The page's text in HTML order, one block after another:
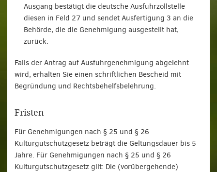
Ausgang bestätigt die deutsche Ausfuhrzollstelle
diesen in Feld 27 und sendet Ausfertigung 3 an die
Behörde, die die Genehmigung ausgestellt hat,
zurück.
Falls der Antrag auf Ausfuhrgenehmigung abgelehnt
wird, erhalten Sie einen schriftlichen Bescheid mit
Begründung und Rechtsbehelfsbelehrung.
Fristen
Für Genehmigungen nach § 25 und § 26
Kulturgutschutzgesetz beträgt die Geltungsdauer bis 5
Jahre. Für Genehmigungen nach § 25 und § 26
Kulturgutschutzgesetz gilt: Die (vorübergehende)